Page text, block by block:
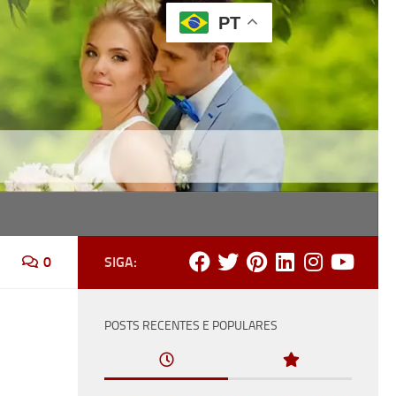
recepção e festa.
0 SIGA:
POSTS RECENTES E POPULARES
PT